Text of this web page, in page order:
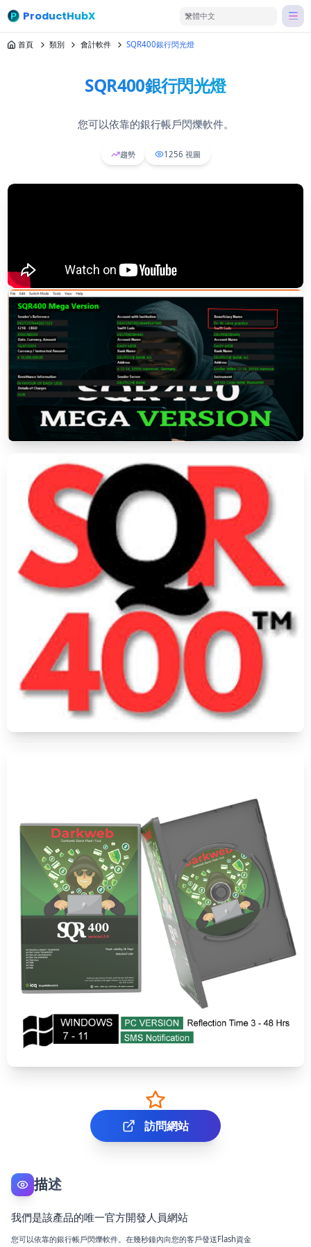
ProductHubX 繁體中文
首頁 類別 會計軟件 SQR400銀行閃光燈
SQR400銀行閃光燈
您可以依靠的銀行帳戶閃爍軟件。
趨勢 1256 視圖
訪問網站
描述
我們是該產品的唯一官方開發人員網站
您可以依靠的銀行帳戶閃爍軟件。在幾秒鐘內向您的客戶發送Flash資金